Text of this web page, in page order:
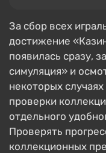
За сбор всех
достижение
появилась сразу,
симуляция» и
некоторых
проверки
отдельного
Проверять
коллекционных